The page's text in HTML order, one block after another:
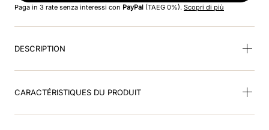
9.rose
10.frontino jockey
Paga in 3 rate senza interessi con PayPal (TAEG 0%). Scopri di più
DESCRIPTION
CARACTÉRISTIQUES DU PRODUIT